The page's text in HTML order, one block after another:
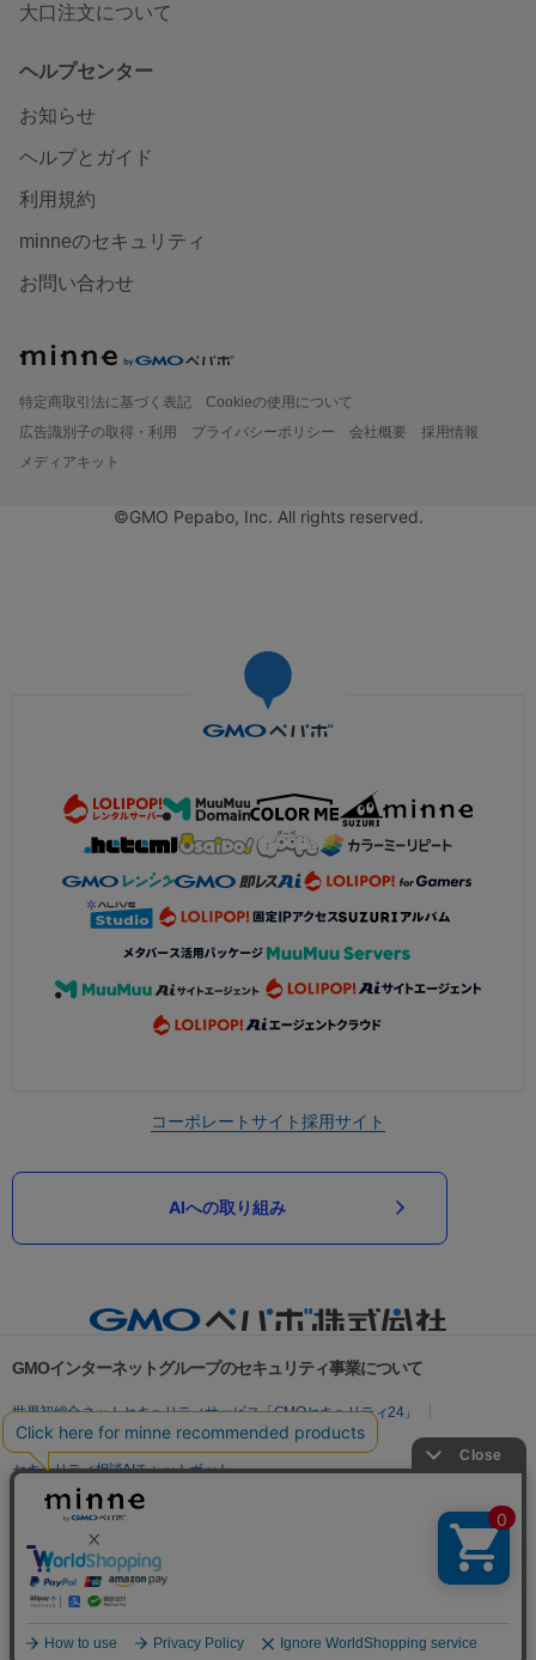
大口注文について
ヘルプセンター
お知らせ
ヘルプとガイド
利用規約
minneのセキュリティ
お問い合わせ
特定商取引法に基づく表記
Cookieの使用について
広告識別子の取得・利用
プライバシーポリシー 会社概要
採用情報
メディアキット
©GMO Pepabo, Inc. All rights reserved.
コーポレートサイト採用サイト
AIへの取り組み
GMOインターネットグループのセキュリティ事業について
世界初総合ネットセキュリティサービス「GMOセキュリティ24」
パスワード漏洩診断
Webサイトリスク診断
セキュリティ相談AIチャットボット
実在証明・盗聴対策
サイバー攻撃対策（GMO Flatt Security）
セキュリティ事業の軌跡